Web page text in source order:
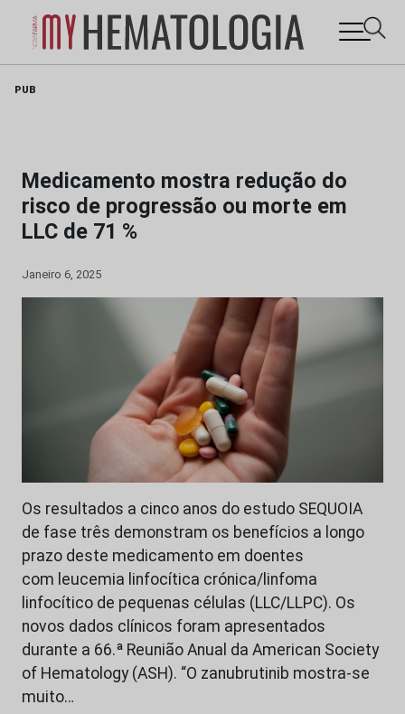
PUB
Medicamento mostra redução do
risco de progressão ou morte em
LLC de 71 %
Janeiro 6, 2025
Os resultados a cinco anos do estudo SEQUOIA
de fase três demonstram os benefícios a longo
prazo deste medicamento em doentes
com leucemia linfocítica crónica/linfoma
linfocítico de pequenas células (LLC/LLPC). Os
novos dados clínicos foram apresentados
durante a 66.ª Reunião Anual da American Society
of Hematology (ASH). “O zanubrutinib mostra-se
muito…